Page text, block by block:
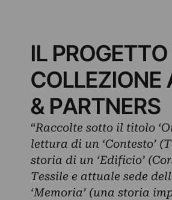
IL
COLLEZIONE
& PARTNERS
“Raccolte sotto il titolo
lettura di un ‘Contesto’
storia di un ‘Edificio’
Tessile e attuale sede
‘Memoria’ (una storia